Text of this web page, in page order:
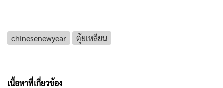
chinesenewyear ตุ้ยเหลียน
เนื้อหาที่เกี่ยวข้อง